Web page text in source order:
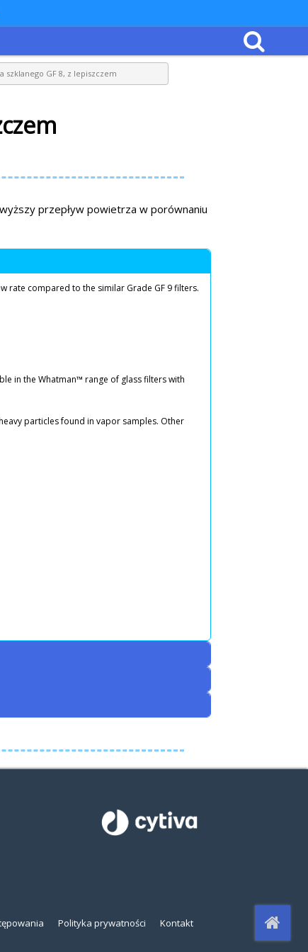
szklanego GF 8, z lepiszczem
przepływ powietrza w porównaniu
rate compared to the similar Grade GF 9 filters.
in the Whatman™ range of glass filters with
particles found in vapor samples. Other
Polityka prywatności Kontakt